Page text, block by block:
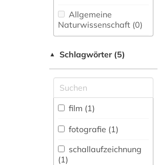
Allgemeine
Naturwissenschaft (0)
fachübergreifende
Allgemeine und
vergleichende Sprach-
und
Literaturwissenschaft.
Indogermanistik.
Außereuropäische
Sprachen und
Literaturen (0)
▲ Schlagwörter (5)
film (1)
fotografie (1)
schallaufzeichnung
(1)